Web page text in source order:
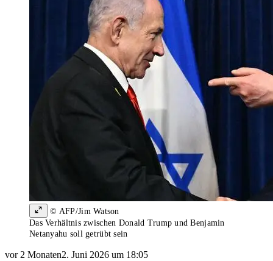
© AFP/Jim Watson
Das Verhältnis zwischen Donald Trump und Benjamin
Netanyahu soll getrübt sein
vor 2 Monaten2. Juni 2026 um 18:05